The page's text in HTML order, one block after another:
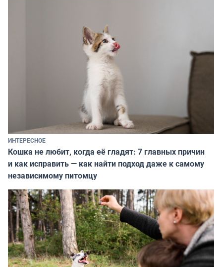
ИНТЕРЕСНОЕ
Кошка не любит, когда её гладят: 7 главных причин
и как исправить — как найти подход даже к самому
независимому питомцу